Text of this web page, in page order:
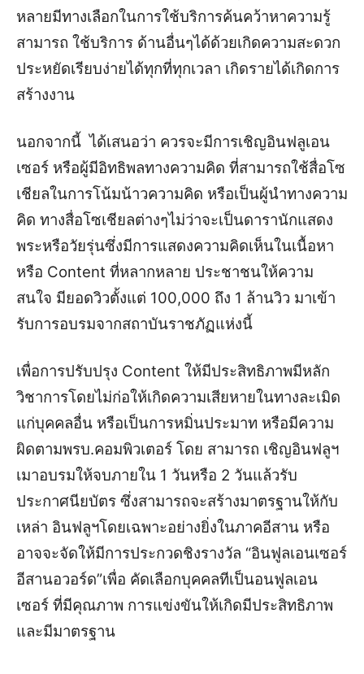
หลายมีทางเลือกในการใช้บริการค้นคว้าหาความรู้
สามารถ ใช้บริการ ด้านอื่นๆได้ด้วยเกิดความสะดวก
ประหยัดเรียบง่ายได้ทุกที่ทุกเวลา เกิดรายได้เกิดการ
สร้างงาน
นอกจากนี้ ได้เสนอว่า ควรจะมีการเชิญอินฟลูเอน
เซอร์ หรือผู้มีอิทธิพลทางความคิด ที่สามารถใช้สื่อโซ
เชียลในการโน้มน้าวความคิด หรือเป็นผู้นำทางความ
คิด ทางสื่อโซเชียลต่างๆไม่ว่าจะเป็นดารานักแสดง
พระหรือวัยรุ่นซึ่งมีการแสดงความคิดเห็นในเนื้อหา
หรือ Content ที่หลากหลาย ประชาชนให้ความ
สนใจ มียอดวิวตั้งแต่ 100,000 ถึง 1 ล้านวิว มาเข้า
รับการอบรมจากสถาบันราชภัฏแห่งนี้
เพื่อการปรับปรุง Content ให้มีประสิทธิภาพมีหลัก
วิชาการโดยไม่ก่อให้เกิดความเสียหายในทางละเมิด
แก่บุคคลอื่น หรือเป็นการหมิ่นประมาท หรือมีความ
ผิดตามพรบ.คอมพิวเตอร์ โดย สามารถ เชิญอินฟลูฯ
เมาอบรมให้จบภายใน 1 วันหรือ 2 วันแล้วรับ
ประกาศนียบัตร ซึ่งสามารถจะสร้างมาตรฐานให้กับ
เหล่า อินฟลูฯโดยเฉพาะอย่างยิ่งในภาคอีสาน หรือ
อาจจะจัดให้มีการประกวดชิงรางวัล “อินฟูลเอนเซอร์
อีสานอวอร์ด”เพื่อ คัดเลือกบุคคลทีเป็นอนฟูลเอน
เซอร์ ที่มีคุณภาพ การแข่งขันให้เกิดมีประสิทธิภาพ
และมีมาตรฐาน